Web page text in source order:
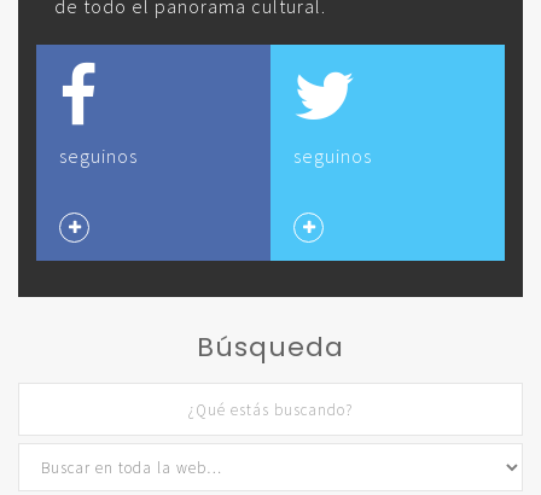
de todo el panorama cultural.
seguinos seguinos
Búsqueda